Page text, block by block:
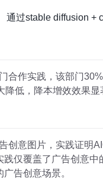
过stable diffusion +
合作实践，该部门
低，降本增效效果显
创意图片，实践证明
仅覆盖了广告创意
告创意场景。